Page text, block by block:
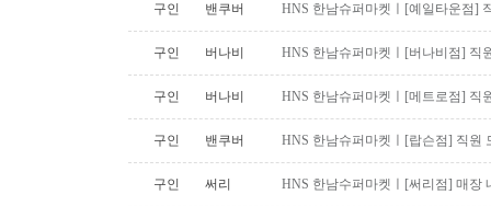
구인 밴쿠버 HNS 한남슈퍼마켓ㅣ[예일타운점]
구인 버나비 HNS 한남슈퍼마켓ㅣ[버나비점] 직
구인 버나비 HNS 한남슈퍼마켓ㅣ[메트로점] 직
구인 밴쿠버 HNS 한남슈퍼마켓ㅣ[랍슨점] 직원
구인 써리 HNS 한남수퍼마켓ㅣ[써리점] 매장